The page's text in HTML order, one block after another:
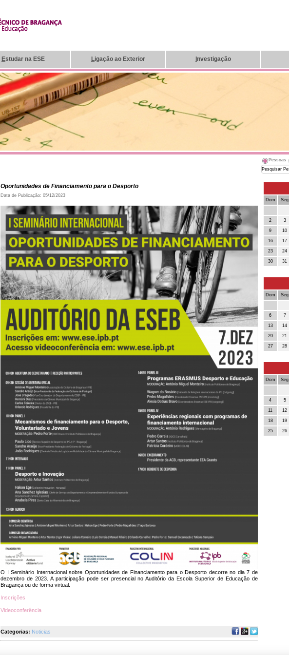
Estudar na ESE Ligação ao Exterior nvestigação
Pessoas
Oportunidades de Financiamento para o Desporto
Data de Publicação: 05/12/2023
O I Seminário Internacional sobre Oportunidades de Financiamento para o Desporto decorre no dia 7 de
dezembro de 2023. A participação pode ser presencial no Auditório da Escola Superior de Educação de
Bragança ou de forma virtual.
Inscrições
Videoconferência
Categorias: Noticias
Dom Seg
2 3
9 10
16 17
23 24
30 31
Dom Seg
6 7
13 14
20 21
27 28
Dom Seg
4 5
11 12
18 19
25 26